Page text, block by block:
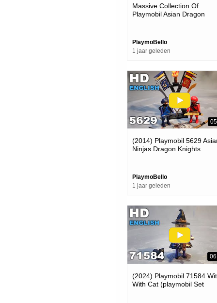
Massive Collection Of
Playmobil Asian Dragon
PlaymoBello
1 jaar geleden
(2014) Playmobil 5629
Ninjas Dragon Knights
PlaymoBello
1 jaar geleden
(2024) Playmobil 71584
With Cat (playmobil Set